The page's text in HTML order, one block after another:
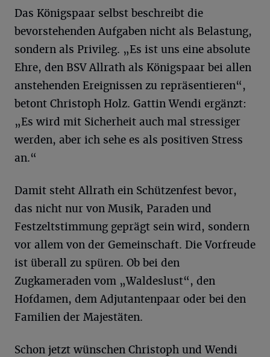
Das Königspaar selbst beschreibt die
bevorstehenden Aufgaben nicht als Belastung,
sondern als Privileg. „Es ist uns eine absolute
Ehre, den BSV Allrath als Königspaar bei allen
anstehenden Ereignissen zu repräsentieren“,
betont Christoph Holz. Gattin Wendi ergänzt:
„Es wird mit Sicherheit auch mal stressiger
werden, aber ich sehe es als positiven Stress
an.“
Damit steht Allrath ein Schützenfest bevor,
das nicht nur von Musik, Paraden und
Festzeltstimmung geprägt sein wird, sondern
vor allem von der Gemeinschaft. Die Vorfreude
ist überall zu spüren. Ob bei den
Zugkameraden vom „Waldeslust“, den
Hofdamen, dem Adjutantenpaar oder bei den
Familien der Majestäten.
Schon jetzt wünschen Christoph und Wendi